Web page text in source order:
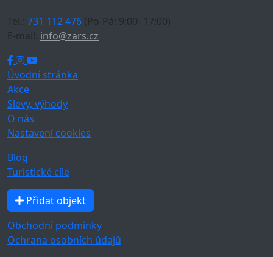
Tel.: 731 112 476 (Po-Pá: 9:00- 17:00)
E-mail: info@zars.cz
Úvodní stránka
Akce
Slevy, výhody
O nás
Nastavení cookies
Blog
Turistické cíle
Přidat objekt
Obchodní podmínky
Ochrana osobních údajů